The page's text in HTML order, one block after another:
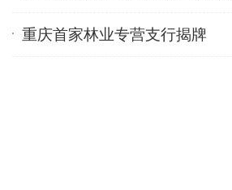
重庆首家林业专营支行揭牌